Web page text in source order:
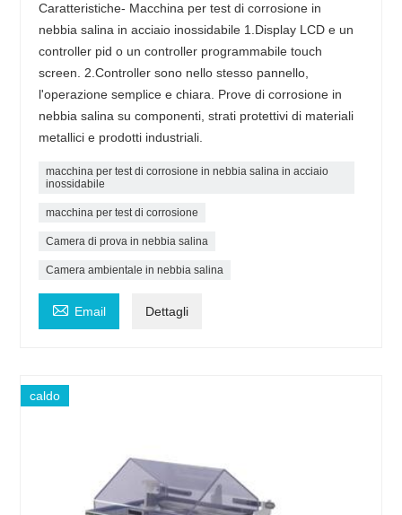
Caratteristiche- Macchina per test di corrosione in
nebbia salina in acciaio inossidabile 1.Display LCD e un
controller pid o un controller programmabile touch
screen. 2.Controller sono nello stesso pannello,
l'operazione semplice e chiara. Prove di corrosione in
nebbia salina su componenti, strati protettivi di materiali
metallici e prodotti industriali.
macchina per test di corrosione in nebbia salina in acciaio
inossidabile
macchina per test di corrosione
Camera di prova in nebbia salina
Camera ambientale in nebbia salina
 Email Dettagli
caldo